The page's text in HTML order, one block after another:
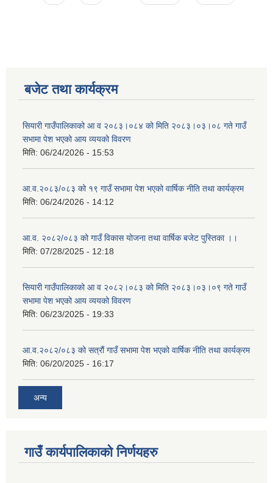
बजेट तथा कार्यक्रम
सियारी गाउँपालिकाको आ व २०८३।०८४ को मिति २०८३।०३।०८ गते गाउँ
सभामा पेश भएको आय व्ययको विवरण
मिति: 06/24/2026 - 15:53
आ.व.२०८३/०८३ को १९ गाउँ सभामा पेश भएको वार्षिक नीति तथा कार्यक्रम
मिति: 06/24/2026 - 14:12
आ.व. २०८२/०८३ को गाउँ विकास योजना तथा वार्षिक बजेट पुस्तिका ।।
मिति: 07/28/2025 - 12:18
सियारी गाउँपालिकाको आ व २०८२।०८३ को मिति २०८३।०३।०९ गते गाउँ
सभामा पेश भएको आय व्ययको विवरण
मिति: 06/23/2025 - 19:33
आ.व.२०८२/०८३ को सत्रौं गाउँ सभामा पेश भएको वार्षिक नीति तथा कार्यक्रम
मिति: 06/20/2025 - 16:17
अन्य
गाउँ कार्यपालिकाको निर्णयहरु